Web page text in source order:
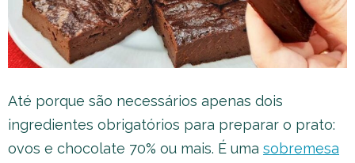
Até porque são necessários apenas dois
ingredientes obrigatórios para preparar o prato:
ovos e chocolate 70% ou mais. É uma sobremesa